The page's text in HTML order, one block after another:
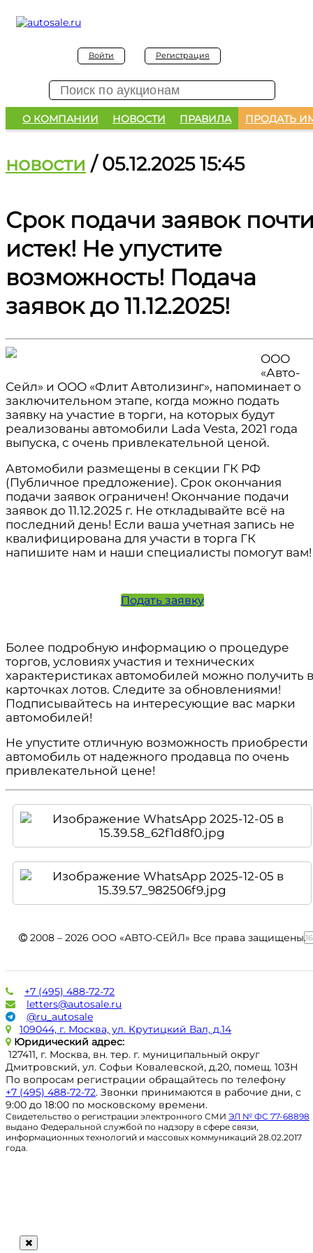
Войти Регистрация
О КОМПАНИИ НОВОСТИ ПРАВИЛА ПРОДАТЬ
новости / 05.12.2025 15:45
Срок подачи заявок
истек! Не упустите
возможность! Подача
заявок до 11.12.2025!
ООО
«Авто-
Сейл» и ООО «Флит Автолизинг», напоминает о
заключительном этапе, когда можно подать
заявку на участие в торги, на которых будут
реализованы автомобили Lada Vesta, 2021 года
выпуска, с очень привлекательной ценой.
Автомобили размещены в секции ГК РФ
(Публичное предложение). Срок окончания
подачи заявок ограничен! Окончание подачи
заявок до 11.12.2025 г. Не откладывайте всё на
последний день! Если ваша учетная запись не
квалифицирована для участи в торга ГК
напишите нам и наши специалисты помогут вам!
Подать заявку
Более подробную информацию о процедуре
торгов, условиях участия и технических
характеристиках автомобилей можно получить в
карточках лотов. Следите за обновлениями!
Подписывайтесь на интересующие вас марки
автомобилей!
Не упустите отличную возможность приобрести
автомобиль от надежного продавца по очень
привлекательной цене!
2008 – 2026 ООО «АВТО-СЕЙЛ» Все права защищены.
+7 (495) 488-72-72
letters@autosale.ru
@ru_autosale
109044, г. Москва, ул. Крутицкий Вал, д.14
Юридический адрес:
127411, г. Москва, вн. тер. г. муниципальный округ
Дмитровский, ул. Софьи Ковалевской, д.20, помещ. 103Н
По вопросам регистрации обращайтесь по телефону
+7 (495) 488-72-72. Звонки принимаются в рабочие дни, с
9:00 до 18:00 по московскому времени.
Свидетельство о регистрации электронного СМИ ЭЛ № ФС 77-68898
выдано Федеральной службой по надзору в сфере связи,
информационных технологий и массовых коммуникаций 28.02.2017
года.